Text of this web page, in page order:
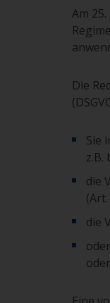
Am
Die
Sie
z.B.
die
die